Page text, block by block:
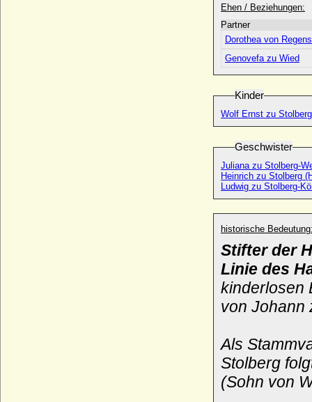
Ehen / Beziehungen:
Partner
Dorothea von
Genovefa zu Wied
Kinder
Wolf Ernst zu Stolberg
Geschwister
Juliana zu Stolberg-
Heinrich zu Stolberg
Ludwig zu Stolberg-
historische
Stifter der
Linie des
kinderlosen
von Johann
Als
Stolberg
(Sohn von